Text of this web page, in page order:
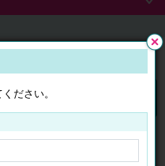
ログイン
ださい。